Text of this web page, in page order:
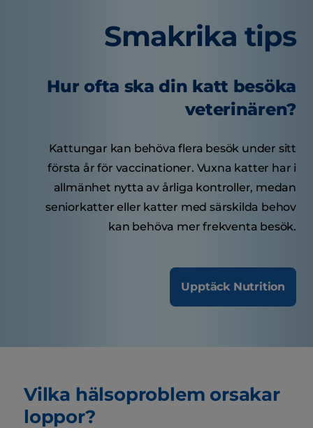
Smakrika tips
Hur ofta ska din katt besöka
veterinären?
Kattungar kan behöva flera besök under sitt
första år för vaccinationer. Vuxna katter har i
allmänhet nytta av årliga kontroller, medan
seniorkatter eller katter med särskilda behov
kan behöva mer frekventa besök.
Upptäck Nutrition
Vilka hälsoproblem orsakar
loppor?